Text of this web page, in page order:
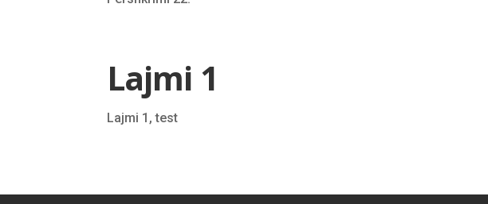
Lajmi 1
Lajmi 1, test